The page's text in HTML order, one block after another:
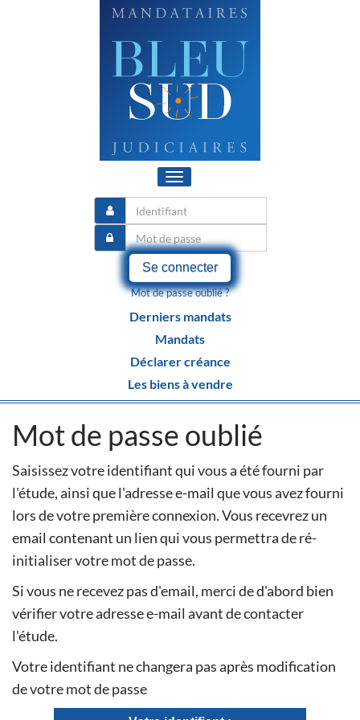
Toggle
navigation
Se connecter
Mot de passe oublié ?
Derniers mandats
Mandats
Déclarer créance
Les biens à vendre
Mot de passe oublié
Saisissez votre identifiant qui vous a été fourni par
l'étude, ainsi que l'adresse e-mail que vous avez fourni
lors de votre première connexion. Vous recevrez un
email contenant un lien qui vous permettra de ré-
initialiser votre mot de passe.
Si vous ne recevez pas d'email, merci de d'abord bien
vérifier votre adresse e-mail avant de contacter
l'étude.
Votre identifiant ne changera pas après modification
de votre mot de passe